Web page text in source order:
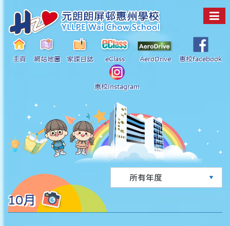
主頁 網站地圖 家課日誌 eClass AeroDrive 惠校facebook
惠校Instagram
10月